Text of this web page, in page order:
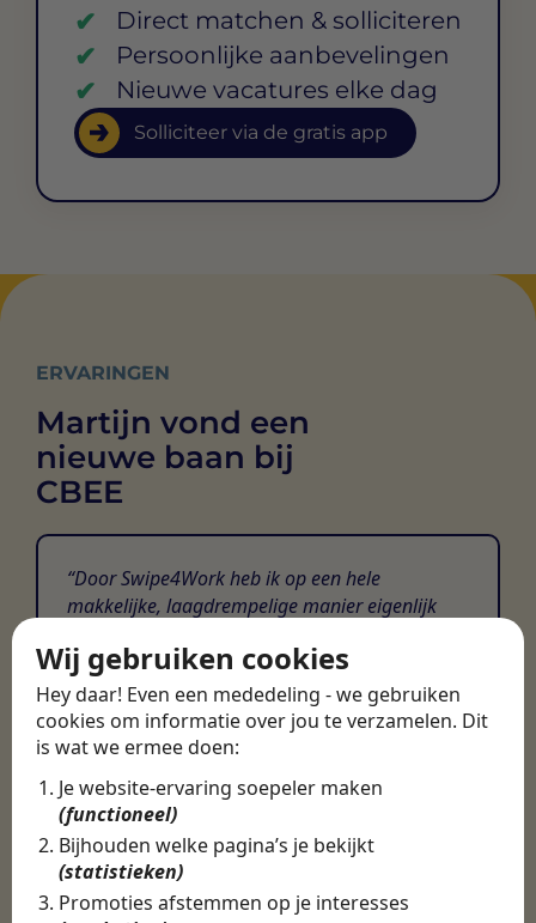
Wij gebruiken cookies
Hey daar! Even een mededeling - we gebruiken
cookies om informatie over jou te verzamelen. Dit
is wat we ermee doen:
Je website-ervaring soepeler maken
(functioneel)
Bijhouden welke pagina’s je bekijkt
(statistieken)
Promoties afstemmen op je interesses
Direct matchen & solliciteren
Persoonlijke aanbevelingen
Nieuwe vacatures elke dag
Solliciteer via de gratis app
ERVARINGEN
Martijn vond een
nieuwe baan bij
CBEE
Door Swipe4Work heb ik op een hele
makkelijke, laagdrempelige manier eigenlijk
veel nieuwe uitdagingen!
Martijn
Certinia Consultant